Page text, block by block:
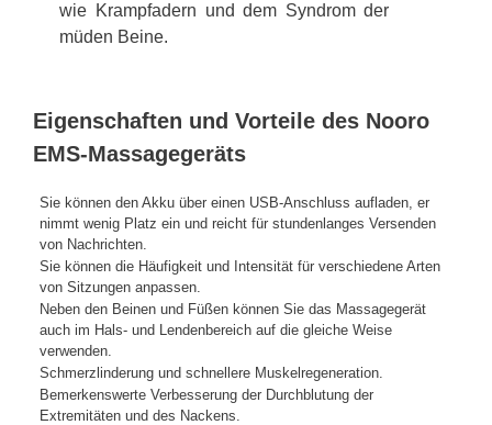
wie Krampfadern und dem Syndrom der
müden Beine.
Eigenschaften und Vorteile des Nooro
EMS-Massagegeräts
Sie können den Akku über einen USB-Anschluss aufladen, er
nimmt wenig Platz ein und reicht für stundenlanges Versenden
von Nachrichten.
Sie können die Häufigkeit und Intensität für verschiedene Arten
von Sitzungen anpassen.
Neben den Beinen und Füßen können Sie das Massagegerät
auch im Hals- und Lendenbereich auf die gleiche Weise
verwenden.
Schmerzlinderung und schnellere Muskelregeneration.
Bemerkenswerte Verbesserung der Durchblutung der
Extremitäten und des Nackens.